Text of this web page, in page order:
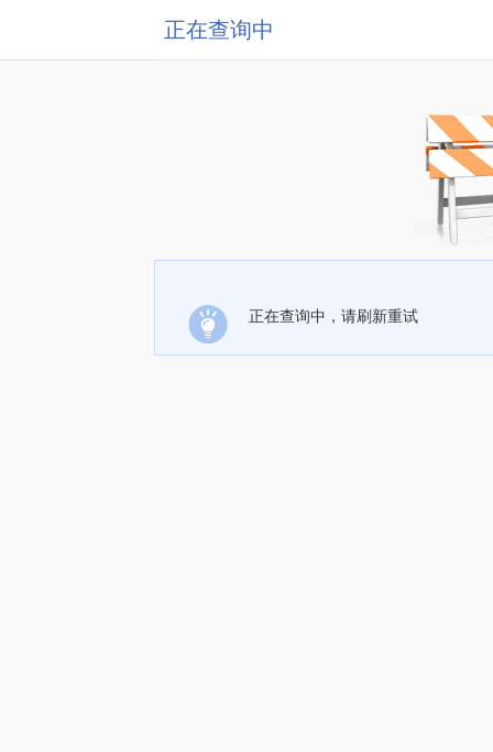
正在查询中
正在查询中，请刷新重试